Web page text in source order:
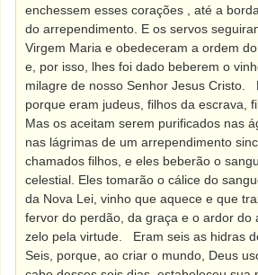
enchessem esses corações , até a
do arrependimento. E os servos
Virgem Maria e obedeceram a ordem
e, por isso, lhes foi dado beberem o
milagre de nosso Senhor Jesus Cristo.
porque eram judeus, filhos da escrava,
Mas os aceitam serem purificados nas
nas lágrimas de um arrependimento
chamados filhos, e eles beberão o
celestial. Eles tomarão o cálice do
da Nova Lei, vinho que aquece e que
fervor do perdão, da graça e o ardor do
zelo pela virtude.
Eram seis as hidras
Seis, porque, ao criar o mundo, Deus